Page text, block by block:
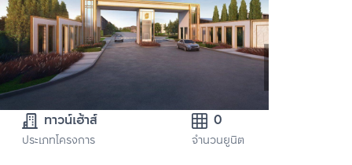
ทาวน์เฮ้าส์
ประเภทโครงการ
0
จำนวนยูนิต